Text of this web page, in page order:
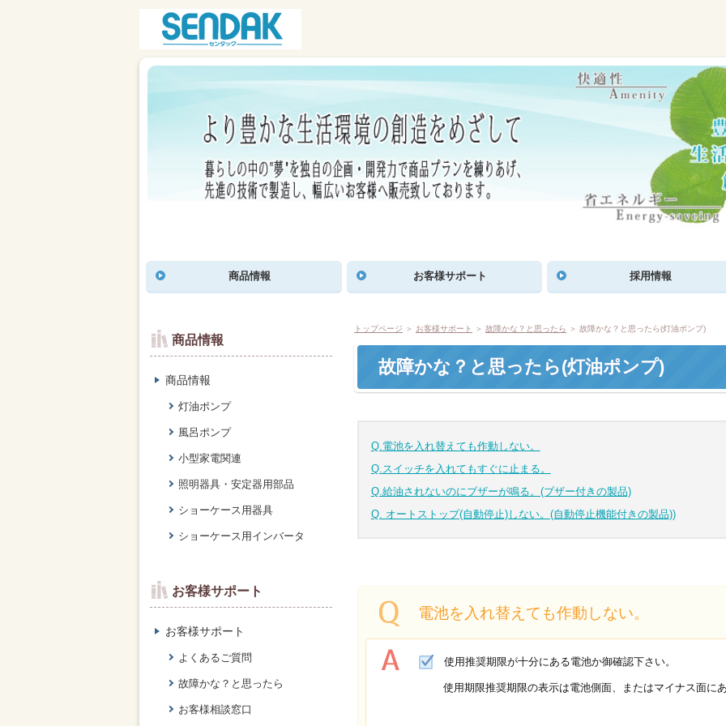
商品情報 お客様サポート 採用情報
トップページ ＞ お客様サポート ＞ 故障かな？と思ったら ＞ 故障かな？と思ったら(灯油ポンプ)
故障かな？と思ったら(灯油ポンプ)
Q.電池を入れ替えても作動しない。
Q.スイッチを入れてもすぐに止まる。
Q.給油されないのにブザーが鳴る。(ブザー付きの製品)
Q. オートストップ(自動停止)しない。(自動停止機能付きの製品))
電池を入れ替えても作動しない。
使用推奨期限が十分にある電池か御確認下さい。
使用期限推奨期限の表示は電池側面、またはマイナス面に
商品情報
商品情報
灯油ポンプ
風呂ポンプ
小型家電関連
照明器具・安定器用部品
ショーケース用器具
ショーケース用インバータ
お客様サポート
お客様サポート
よくあるご質問
故障かな？と思ったら
お客様相談窓口